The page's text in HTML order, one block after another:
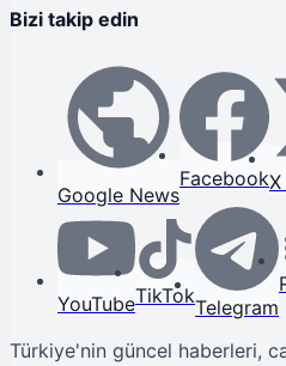
Bizi takip edin
Google News
Facebook
YouTubeTikTokTelegram
Türkiye'nin güncel haberleri,